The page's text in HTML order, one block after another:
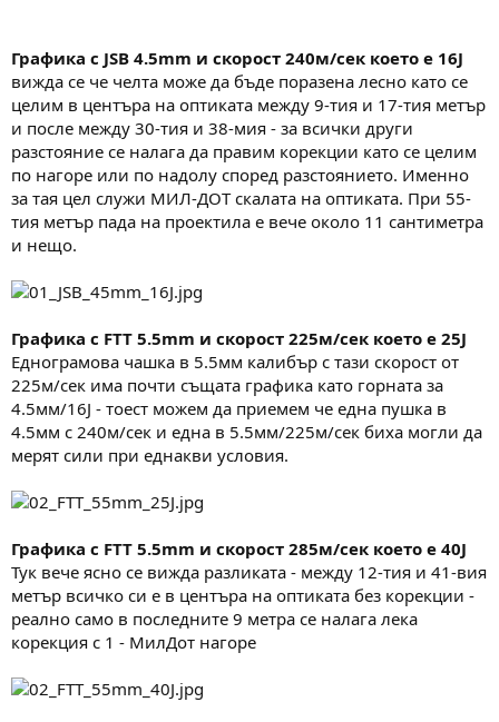
Графика с JSB 4.5mm и скорост 240м/сек което е 16J
вижда се че челта може да бъде поразена лесно като се
целим в центъра на оптиката между 9-тия и 17-тия метър
и после между 30-тия и 38-мия - за всички други
разстояние се налага да правим корекции като се целим
по нагоре или по надолу според разстоянието. Именно
за тая цел служи МИЛ-ДОТ скалата на оптиката. При 55-
тия метър пада на проектила е вече около 11 сантиметра
и нещо.
Графика с FTT 5.5mm и скорост 225м/сек което е 25J
Еднограмова чашка в 5.5мм калибър с тази скорост от
225м/сек има почти същата графика като горната за
4.5мм/16J - тоест можем да приемем че една пушка в
4.5мм с 240м/сек и една в 5.5мм/225м/сек биха могли да
мерят сили при еднакви условия.
Графика с FTT 5.5mm и скорост 285м/сек което е 40J
Тук вече ясно се вижда разликата - между 12-тия и 41-вия
метър всичко си е в центъра на оптиката без корекции -
реално само в последните 9 метра се налага лека
корекция с 1 - МилДот нагоре